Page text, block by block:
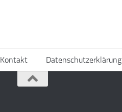
Kontakt Datenschutzerklärung